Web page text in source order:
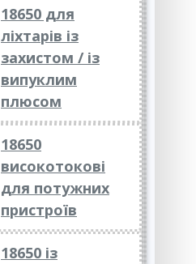
18650 для
ліхтарів із
захистом / із
випуклим
плюсом
18650
високотокові
для потужних
пристроїв
18650 із